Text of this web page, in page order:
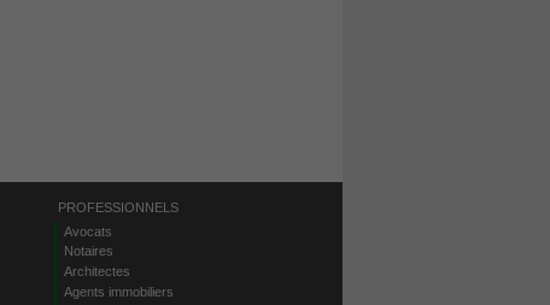
PROFESSIONNELS
Avocats
Notaires
Architectes
Agents immobiliers